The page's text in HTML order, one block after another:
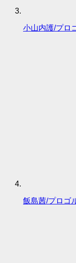
小山内護/プロ
飯島茜/プロゴ